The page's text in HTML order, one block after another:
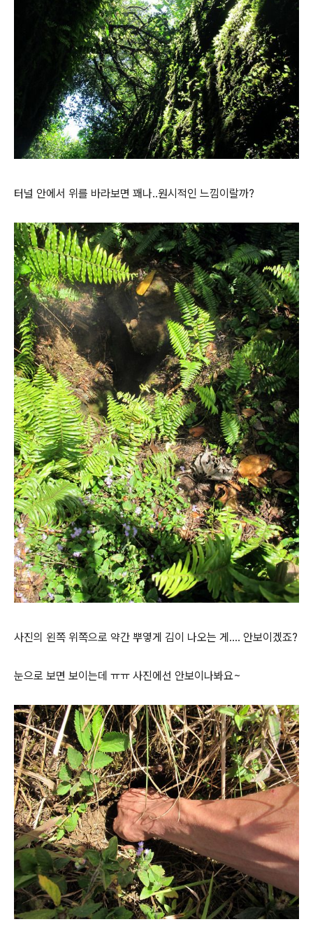
터널 안에서 위를 바라보면 꽤나..원시적인 느낌이랄까?
사진의 왼쪽 위쪽으로 약간 뿌옇게 김이 나오는 게.... 안보이겠죠?
눈으로 보면 보이는데 ㅠㅠ 사진에선 안보이나봐요~